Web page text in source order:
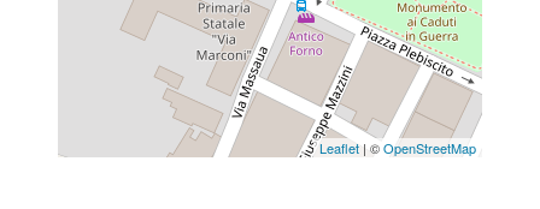
Leaflet | ©OpenStreetMap